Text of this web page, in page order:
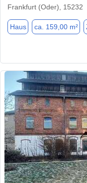
Frankfurt (Oder), 15232
Haus ca. 159,00 m²